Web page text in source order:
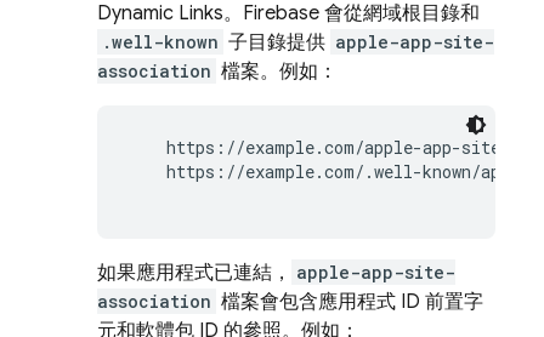
Dynamic Links。Firebase 會從網域根目錄和
.well-known 子目錄提供 apple-app-site-
association 檔案。例如：
https://example.com/apple-app-site-
https://example.com/.well-known/
如果應用程式已連結，
apple-app-site-
association 檔案會包含應用程式 ID 前置字
元和軟體包 ID 的參照。例如：